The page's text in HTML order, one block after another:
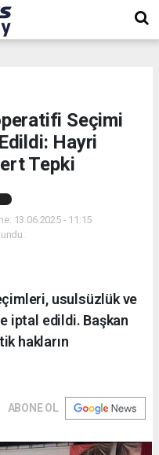
Seçimi
Hayri
Tepki
13.06.2025 - 11:15
usulsüzlük ve
iptal edildi. Başkan
hakların
ABONE OL